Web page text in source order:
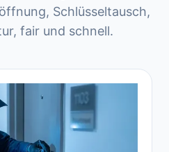
Schlüsseltausch,
fair und schnell.